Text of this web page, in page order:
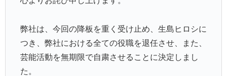
弊社は、今回の降板を重く受け止め、生島ヒロシに
つき、弊社における全ての役職を退任させ、また、
芸能活動を無期限で自粛させることに決定しまし
た。